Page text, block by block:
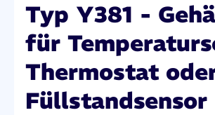
Typ Y381 -
für
Thermostat
Füllstandsensor